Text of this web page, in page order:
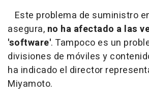
Este problema de suministro
asegura, no ha afectado a las
'software'. Tampoco es un
divisiones de móviles y
ha indicado el director
Miyamoto.